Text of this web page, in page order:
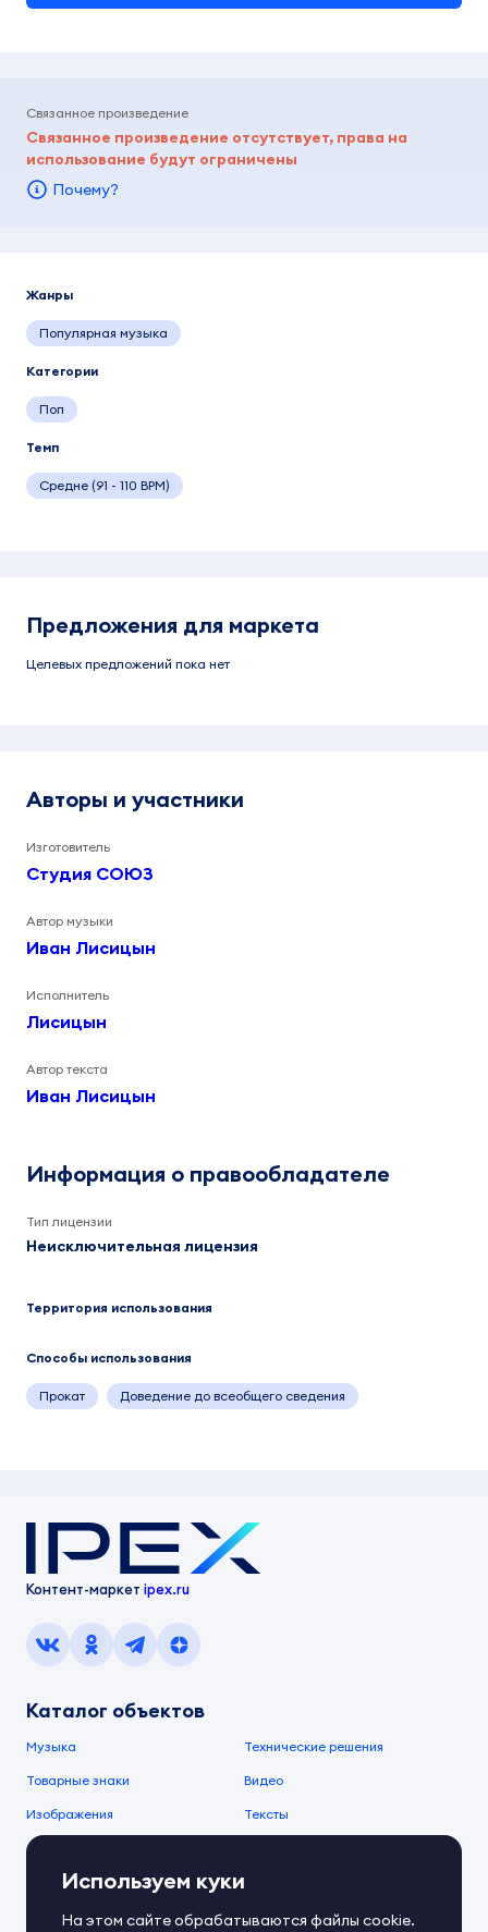
Связанное произведение
Связанное произведение отсутствует, права на
использование будут ограничены
Почему?
Жанры
Популярная музыка
Категории
Поп
Темп
Средне (91 - 110 BPM)
Предложения для маркета
Целевых предложений пока нет
Авторы и участники
Изготовитель
Студия СОЮЗ
Автор музыки
Иван Лисицын
Исполнитель
Лисицын
Автор текста
Иван Лисицын
Информация о правообладателе
Тип лицензии
Неисключительная лицензия
Территория использования
Способы использования
Прокат Доведение до всеобщего сведения
Контент-маркет ipex.ru
Каталог объектов
Музыка Технические решения
Товарные знаки Видео
Изображения Тексты
О компании
О сервисе
Документы IPEX Справочный центр
Используем куки
На этом сайте обрабатываются файлы cookie.